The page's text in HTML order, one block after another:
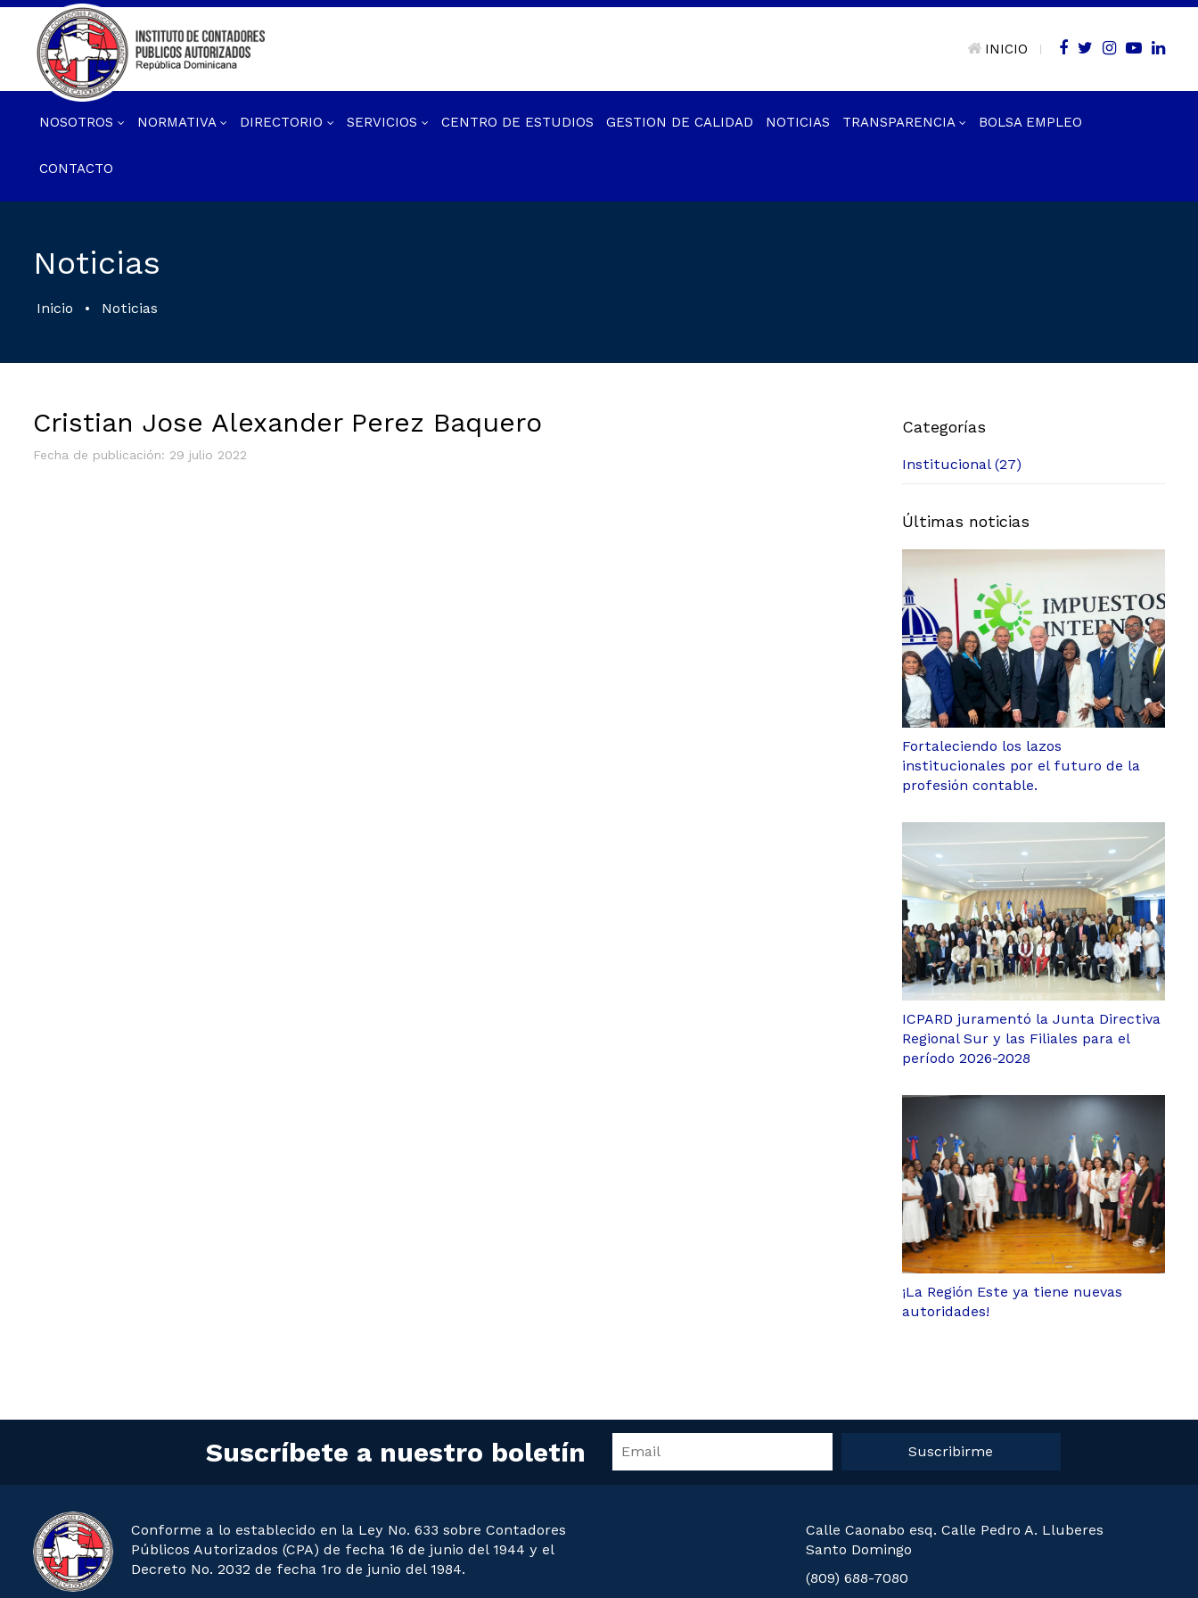
INICIO
NOSOTROS NORMATIVA DIRECTORIO SERVICIOS CENTRO DE ESTUDIOS GESTION DE CALIDAD NOTICIAS TRANSPARENCIA BOLSA EMPLEO
CONTACTO
Noticias
Inicio • Noticias
Cristian Jose Alexander Perez Baquero
Fecha de publicación: 29 julio 2022
Categorías
Institucional (27)
Últimas noticias
Fortaleciendo los lazos
institucionales por el futuro de la
profesión contable.
ICPARD juramentó la Junta Directiva
Regional Sur y las Filiales para el
período 2026-2028
¡La Región Este ya tiene nuevas
autoridades!
Suscríbete a nuestro boletín Suscribirme
Conforme a lo establecido en la Ley No. 633 sobre Contadores
Públicos Autorizados (CPA) de fecha 16 de junio del 1944 y el
Decreto No. 2032 de fecha 1ro de junio del 1984.
Calle Caonabo esq. Calle Pedro A. Lluberes
Santo Domingo
(809) 688-7080